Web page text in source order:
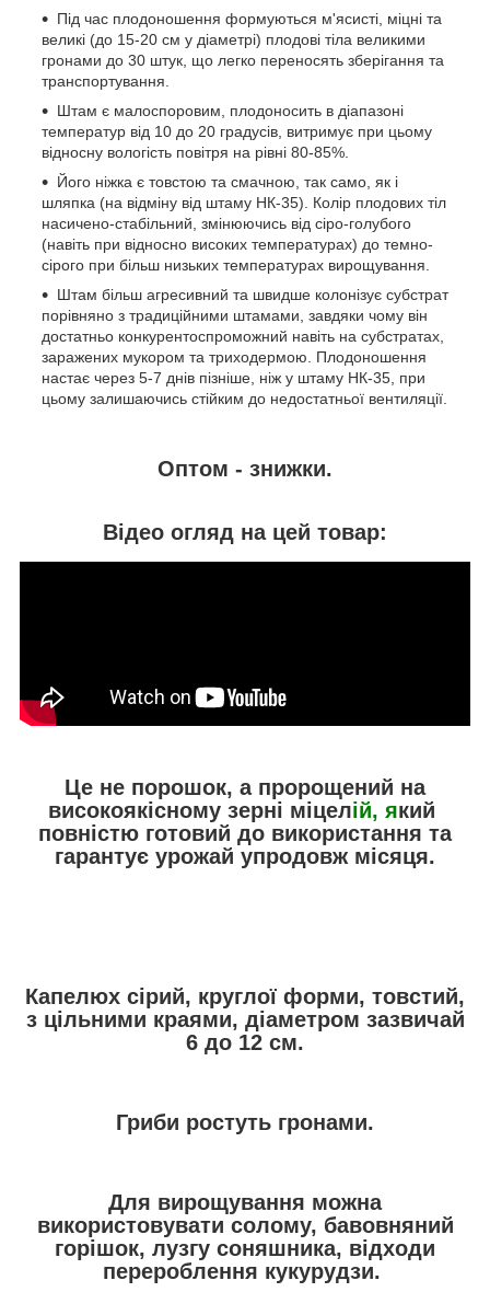
Під час плодоношення формуються м'ясисті, міцні та
великі (до 15-20 см у діаметрі) плодові тіла великими
гронами до 30 штук, що легко переносять зберігання та
транспортування.
Штам є малоспоровим, плодоносить в діапазоні
температур від 10 до 20 градусів, витримує при цьому
відносну вологість повітря на рівні 80-85%.
Його ніжка є товстою та смачною, так само, як і
шляпка (на відміну від штаму НК-35). Колір плодових тіл
насичено-стабільний, змінюючись від сіро-голубого
(навіть при відносно високих температурах) до темно-
сірого при більш низьких температурах вирощування.
Штам більш агресивний та швидше колонізує субстрат
порівняно з традиційними штамами, завдяки чому він
достатньо конкурентоспроможний навіть на субстратах,
заражених мукором та триходермою. Плодоношення
настає через 5-7 днів пізніше, ніж у штаму НК-35, при
цьому залишаючись стійким до недостатньої вентиляції.
Оптом - знижки.
Відео огляд на цей товар:
Це не порошок, а пророщений на
високоякісному зерні міцелій, який
повністю готовий до використання та
гарантує урожай упродовж місяця.
Капелюх сірий, круглої форми, товстий,
з цільними краями, діаметром зазвичай
6 до 12 см.
Гриби ростуть гронами.
Для вирощування можна
використовувати солому, бавовняний
горішок, лузгу соняшника, відходи
перероблення кукурудзи.